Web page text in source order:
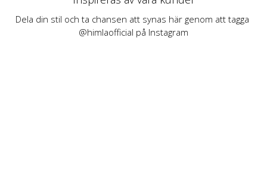
Dela din stil och ta chansen att synas här genom att tagga
@himlaofficial på Instagram